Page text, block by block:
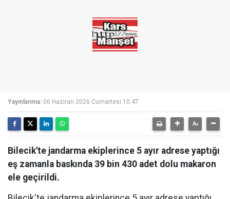
Yayınlanma: 06 Haziran 2026 Cumartesi 10:47
Bilecik'te jandarma ekiplerince 5 ayır adrese yaptığı
eş zamanla baskında 39 bin 430 adet dolu makaron
ele geçirildi.